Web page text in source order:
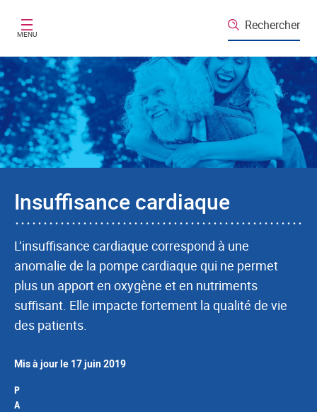
MENU
Rechercher
Insuffisance cardiaque
L’insuffisance cardiaque correspond à une
anomalie de la pompe cardiaque qui ne permet
plus un apport en oxygène et en nutriments
suffisant. Elle impacte fortement la qualité de vie
des patients.
Mis à jour le 17 juin 2019
P
A